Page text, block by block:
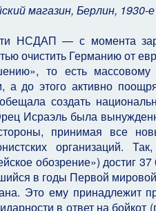
магазин, Берлин, 1930-е
НСДАП — с момента
очистить Германию от
то есть
до этого активно
создать
Исраэль была
принимая все
организаций.
обозрение») достиг
в годы Первой
Это ему принадлежит
в ответ на